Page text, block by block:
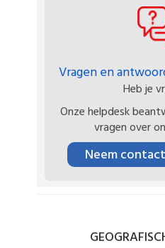
Vragen en
Heb je
Onze helpdesk
vragen over
Neem